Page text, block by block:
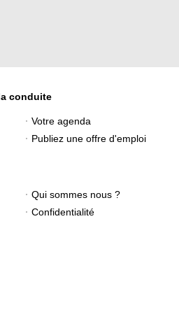
conduite
Votre agenda
Publiez une offre d'emploi
Qui sommes nous ?
Confidentialité